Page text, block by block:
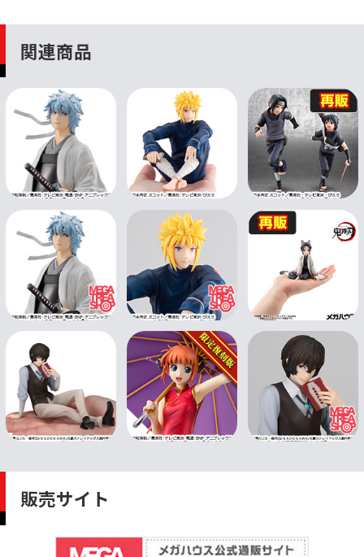
関連商品
販売サイト